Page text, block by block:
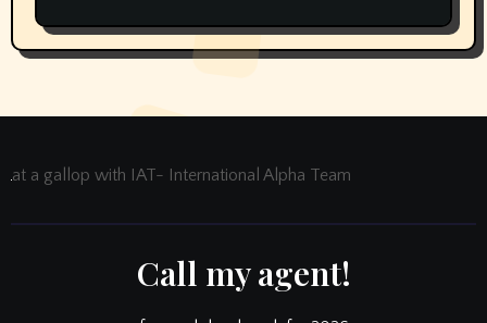
at a gallop with IAT- International Alpha Team
Call my agent!